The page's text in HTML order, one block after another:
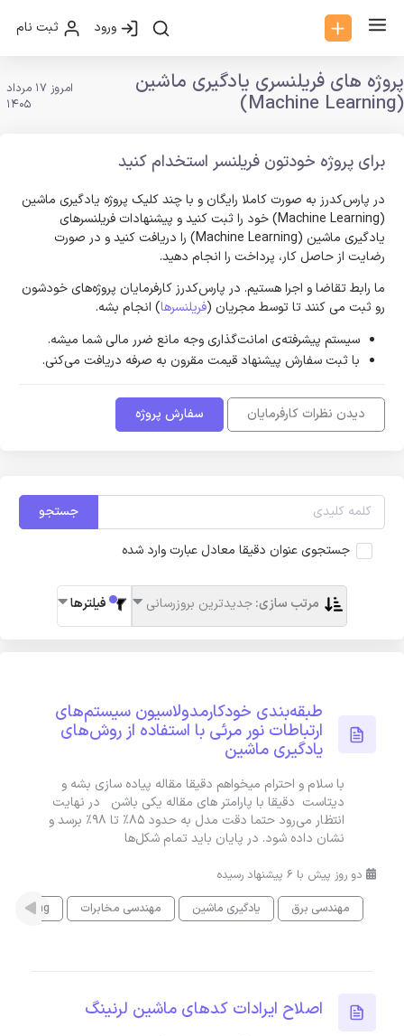
ورود ثبت نام
پروژه های فریلنسری یادگیری ماشین
(Machine Learning)
امروز 17 مرداد
1405
برای پروژه خودتون فریلنسر استخدام کنید
در پارس‌کدرز به صورت کاملا رایگان و با چند کلیک پروژه یادگیری ماشین
(Machine Learning) خود را ثبت کنید و پیشنهادات فریلنسر‌های
یادگیری ماشین (Machine Learning) را دریافت کنید و در صورت
رضایت از حاصل کار، پرداخت را انجام دهید.
ما رابط تقاضا و اجرا هستیم. در پارس‌کدرز کارفرمایان پروژه‌های خودشون
رو ثبت می کنند تا توسط مجریان (فریلنسرها) انجام بشه.
سیستم پیشرفته‌ی امانت‌گذاری وجه مانع ضرر مالی شما میشه.
با ثبت سفارش پیشنهاد قیمت مقرون به صرفه دریافت می‌کنی.
دیدن نظرات کارفرمایان سفارش پروژه
جستجو
جستجوی عنوان دقیقا معادل عبارت وارد شده
مرتب سازی:جدیدترین بروزرسانی فیلترها
طبقه‌بندی خودکارمدولاسیون سیستم‌های
ارتباطات نور مرئی با استفاده از روش‌های
یادگیری ماشین
با سلام و احترام میخواهم دقیقا مقاله پیاده سازی بشه و
دیتاست دقیقا با پارامتر های مقاله یکی باشن در نهایت
انتظار می‌رود حتما دقت مدل به حدود 85٪ تا 98٪ برسد و
نشان داده شود. در پایان باید تمام شکل‌ها
دو روز پیش با 6 پیشنهاد رسیده
مهندسی برق
یادگیری ماشین مهندسی مخابرات Learning
اصلاح ایرادات کدهای ماشین لرنینگ